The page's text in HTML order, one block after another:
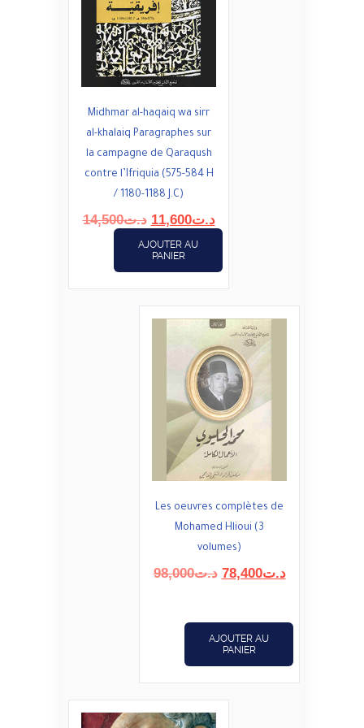
Midhmar al-haqaiq wa sirr
al-khalaiq Paragraphes sur
la campagne de Qaraqush
contre l’Ifriquia (575-584 H
/ 1180-1188 J.C)
د.ت14,500
Le
initial
était :
د.ت14,500.
د.ت11,600
Le
prix
est :
AJOUTER AU
PANIER
Les oeuvres complètes de
Mohamed Hlioui (3
volumes)
د.ت98,000
Le
était :
د.ت78,400
Le
est :
AJOUTER AU
PANIER